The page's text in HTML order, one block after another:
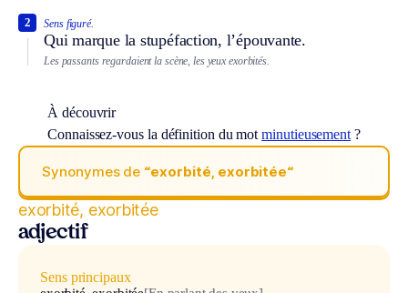
Sens figuré.
Qui marque la stupéfaction, l’épouvante.
2
Les passants regardaient la scène, les yeux exorbités.
À découvrir
Connaissez-vous la définition du motminutieusement ?
Synonymes de “exorbité, exorbitée“
exorbité, exorbitée
adjectif
Sens principaux